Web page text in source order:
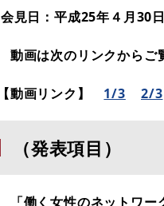
会見日：平成25年４月30日
動画は次のリンクからご
【動画リンク】 1/3 2/3
（発表項目）
「働く女性のネットワー